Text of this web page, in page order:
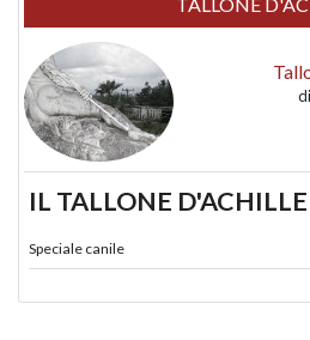
di
IL TALLONE D'ACHILLE
Speciale canile